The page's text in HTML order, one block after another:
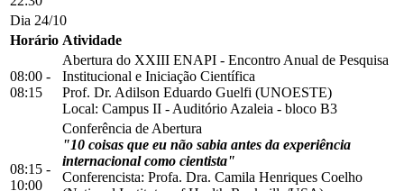
Dia 24/10
Horário Atividade
08:00 -
08:15
Abertura do XXIII ENAPI - Encontro Anual de Pesquisa
Institucional e Iniciação Científica
Prof. Dr. Adilson Eduardo Guelfi (UNOESTE)
Local: Campus II - Auditório Azaleia - bloco B3
08:15 -
10:00
Conferência de Abertura
"10 coisas que eu não sabia antes da experiência
internacional como cientista"
Conferencista: Profa. Dra. Camila Henriques Coelho